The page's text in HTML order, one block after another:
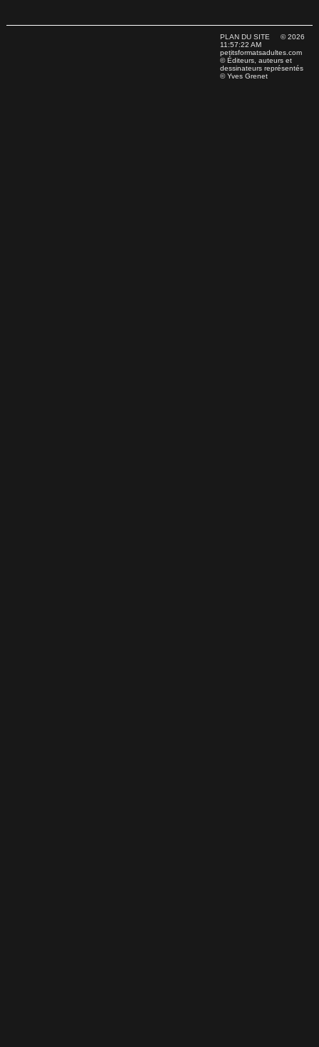
PLAN DU SITE © 2026
11:57:22 AM
petitsformatsadultes.com
© Éditeurs, auteurs et
dessinateurs représentés
© Yves Grenet